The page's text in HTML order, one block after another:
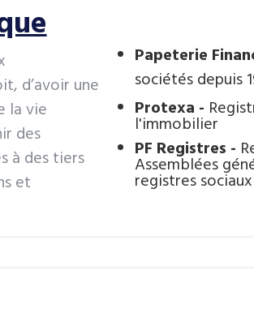
d’avoir une
la vie
des
à des tiers
et
Papeterie
sociétés depuis
Protexa -
l'immobilier
PF Registres -
Assemblées
registres